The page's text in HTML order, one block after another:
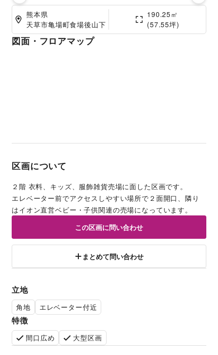
熊本県
天草市亀場町食場後山下
190.25㎡
(57.55坪)
図面・フロアマップ
区画について
２階 衣料、キッズ、服飾雑貨売場に面した区画です。
エレベーター前でアクセスしやすい場所で２面開口、隣り
はイオン直営ベビー・子供関連の売場になっています。
この区画に問い合わせ
まとめて問い合わせ
立地
角地 エレベーター付近
特徴
間口広め 大型区画